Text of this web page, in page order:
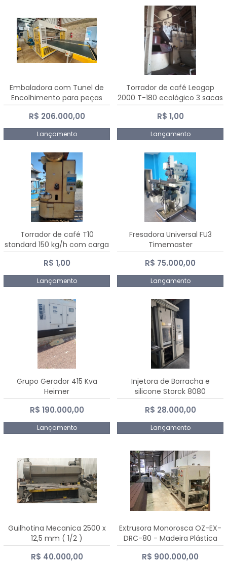
Embaladora com Tunel de
Encolhimento para peças
grandes portas janelas -
Dalmak
R$ 206.000,00
Lançamento
Torrador de café Leogap
2000 T-180 ecológico 3 sacas
de carga 540 kg/h
R$ 1,00
Lançamento
Torrador de café T10
standard 150 kg/h com carga
de 10 kg
R$ 1,00
Lançamento
Fresadora Universal FU3
Timemaster
R$ 75.000,00
Lançamento
Grupo Gerador 415 Kva
Heimer
R$ 190.000,00
Lançamento
Injetora de Borracha e
silicone Storck 8080
R$ 28.000,00
Lançamento
Guilhotina Mecanica 2500 x
12,5 mm ( 1/2 )
R$ 40.000,00
Extrusora Monorosca OZ-EX-
DRC-80 - Madeira Plástica
R$ 900.000,00